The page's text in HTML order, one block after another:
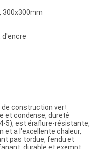
300x300mm
d'encre
de construction vert
et condense, dureté
5), est éraflure-résistante,
et a l'excellente chaleur,
pas tordue, fendu et
durable et exempt